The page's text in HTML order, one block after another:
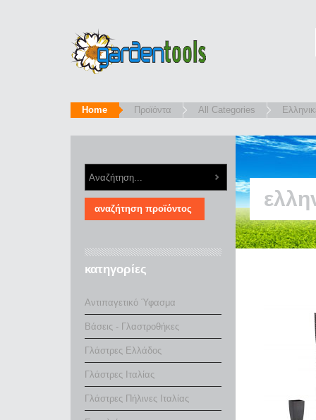
Home Προϊόντα All Categories
κατηγορίες
Αντιπαγετικό Ύφασμα
Βάσεις - Γλαστροθήκες
Γλάστρες Ελλάδος
Γλάστρες Ιταλίας
Γλάστρες Πήλινες Ιταλίας